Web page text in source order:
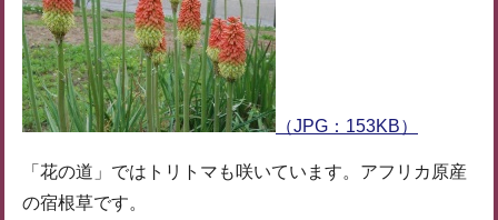
（JPG：153KB）
「花の道」ではトリトマも咲いています。アフリカ原産
の宿根草です。